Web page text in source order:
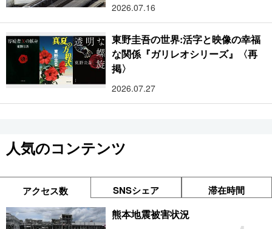
2026.07.16
東野圭吾の世界:活字と映像の幸福
な関係『ガリレオシリーズ』〈再
掲〉
2026.07.27
人気のコンテンツ
アクセス数 SNSシェア 滞在時間
熊本地震被害状況